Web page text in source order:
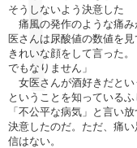
そうしないよう決意した
痛風の発作のような痛み
医さんは尿酸値の数値を
きれいな顔をして言った
でもなりません」
女医さんが酒好きだとい
ということを知っている
「不公平な病気」と言い
決意したのだ。ただ、痛
信はない。